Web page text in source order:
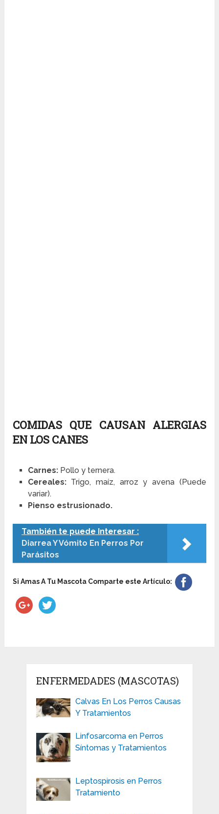
COMIDAS QUE CAUSAN ALERGIAS
EN LOS CANES
Carnes:Pollo y ternera.
Cereales:Trigo, maíz, arroz y avena (Puede
variar).
Pienso estrusionado.
También te puede Interesar :
Diarrea Y Vómito En Perros Por
Parásitos
Si Amas A Tu Mascota Comparte este Artículo:
ENFERMEDADES (MASCOTAS)
Calvas En Los Perros Causas
Y Tratamientos
Linfosarcoma en Perros
Síntomas y Tratamientos
Leptospirosis en Perros
Tratamiento